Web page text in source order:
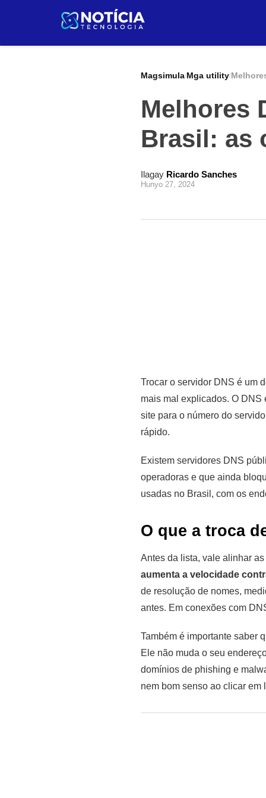
Magsimula/Mga utility/
Melhores
Brasil: as
Ilagay Ricardo Sanches
Hunyo 27, 2024
Trocar o servidor DNS é um
mais mal explicados. O DNS
site para o número do
rápido.
Existem servidores DNS
operadoras e que ainda
usadas no Brasil, com os
O que a troca
Antes da lista, vale alinhar
aumenta a velocidade
de resolução de nomes,
antes. Em conexões com
Também é importante saber
Ele não muda o seu
domínios de phishing e
nem bom senso ao clicar em